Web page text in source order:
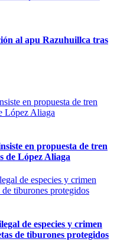
al apu Razuhuillca tras
en propuesta de tren
de López Aliaga
de especies y crimen
de tiburones protegidos